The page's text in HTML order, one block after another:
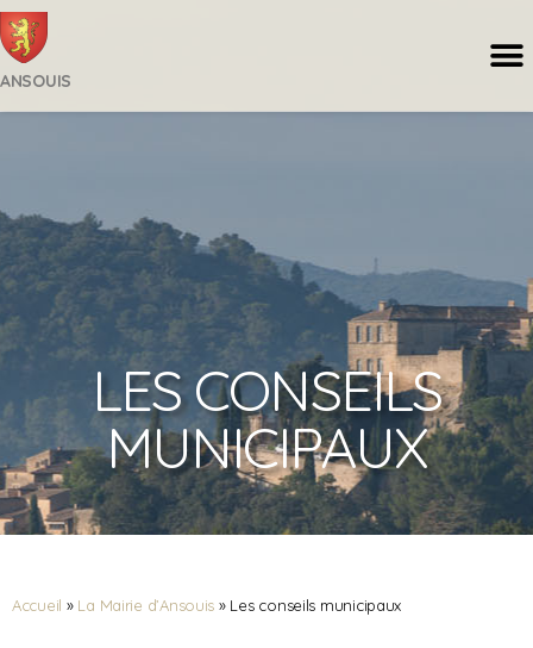
ANSOUIS
LES CONSEILS
MUNICIPAUX
Accueil » La Mairie d’Ansouis » Les conseils municipaux